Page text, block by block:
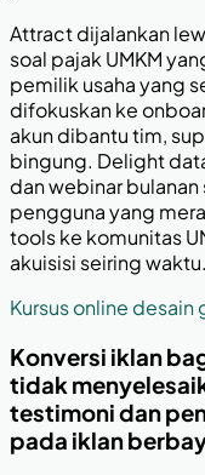
Attract dijalankan
soal pajak UMKM
pemilik usaha yang
difokuskan ke
akun dibantu tim,
bingung. Delight
dan webinar
pengguna yang
tools ke komunitas
akuisisi seiring waktu.
Kursus online desain
Konversi iklan
tidak
testimoni dan
pada iklan